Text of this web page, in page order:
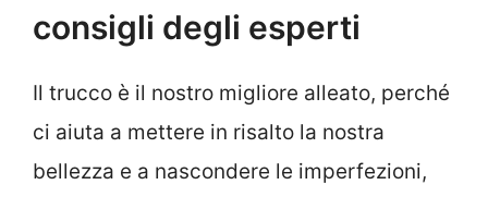
consigli degli esperti
Il trucco è il nostro migliore alleato, perché
ci aiuta a mettere in risalto la nostra
bellezza e a nascondere le imperfezioni,